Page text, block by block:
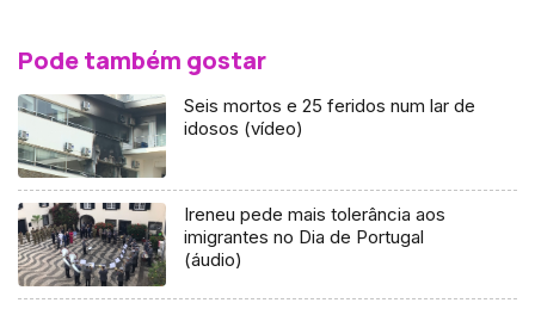
Pode também gostar
Seis mortos e 25 feridos num lar de
idosos (vídeo)
Ireneu pede mais tolerância aos
imigrantes no Dia de Portugal
(áudio)